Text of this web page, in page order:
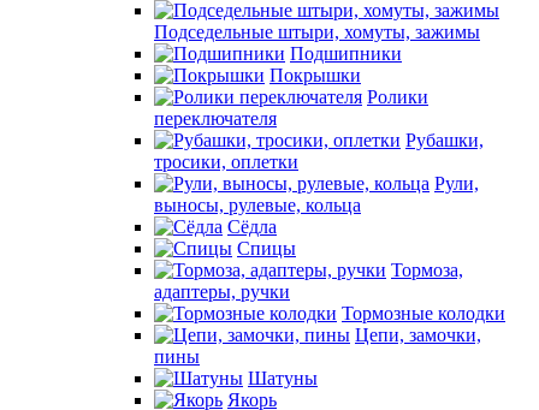
Подседельные штыри, хомуты, зажимы
Подшипники
Покрышки
Ролики
переключателя
Рубашки,
тросики, оплетки
Рули,
выносы, рулевые, кольца
Сёдла
Спицы
Тормоза,
адаптеры, ручки
Тормозные колодки
Цепи, замочки,
пины
Шатуны
Якорь